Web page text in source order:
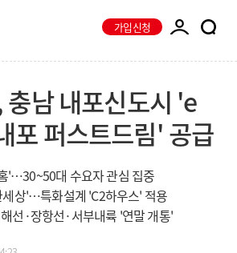
가입신청
남 내포신도시 'e
포 퍼스트드림' 공급
'…30~50대 수요자 관심 집중
상'…특화설계 'C2하우스' 적용
선·장항선·서부내륙 '연말 개통'